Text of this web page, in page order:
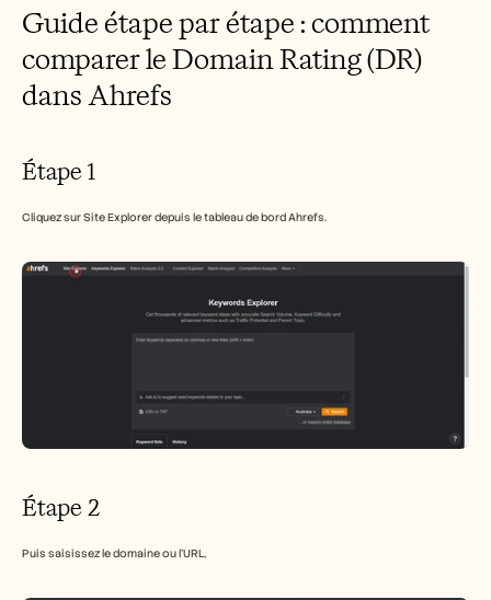
Guide étape par étape : comment
comparer le Domain Rating (DR)
dans Ahrefs
Étape 1
Cliquez sur Site Explorer depuis le tableau de bord Ahrefs.
Étape 2
Puis saisissez le domaine ou l’URL,